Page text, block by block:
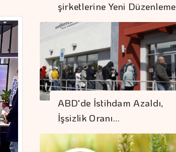
şirketlerine Yeni Düzenleme
ABD'de İstihdam Azaldı,
İşsizlik Oranı…